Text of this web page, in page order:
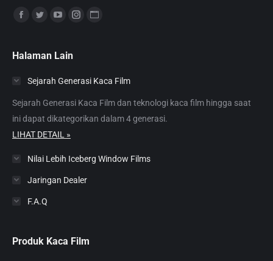
Find us on:
opens
new
window
opens
new
window
YouTube
opens
new
window
Instagram
new
window
new
window
Halaman Lain
Sejarah Generasi Kaca Film
Sejarah Generasi Kaca Film dan teknologi kaca film hingga saat
ini dapat dikategorikan dalam 4 generasi.
LIHAT DETAIL »
Nilai Lebih Iceberg Window Films
Jaringan Dealer
F.A.Q
Produk Kaca Film